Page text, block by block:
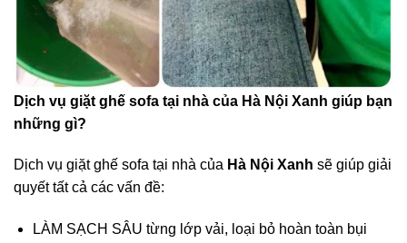
Dịch vụ giặt ghế sofa tại nhà của Hà Nội Xanh giúp bạn
những gì?
Dịch vụ giặt ghế sofa tại nhà của Hà Nội Xanh sẽ giúp giải
quyết tất cả các vấn đề:
LÀM SẠCH SÂU từng lớp vải, loại bỏ hoàn toàn bụi